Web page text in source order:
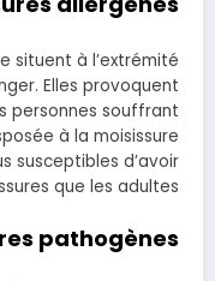
situent à l’extrémité
Elles provoquent
personnes souffrant
à la moisissure
susceptibles d’avoir
que les adultes.
pathogènes